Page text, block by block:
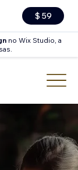
$ 59
no Wix Studio, a